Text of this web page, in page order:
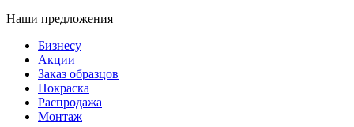
Наши предложения
Бизнесу
Акции
Заказ образцов
Покраска
Распродажа
Монтаж